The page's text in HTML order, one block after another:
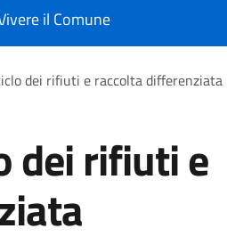
il Comune
dei rifiuti e raccolta differenziata
dei rifiuti e